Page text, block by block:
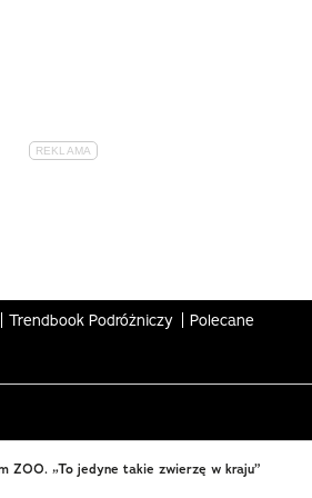
Trendbook Podróżniczy Polecane
ZOO. „To jedyne takie zwierzę w kraju”